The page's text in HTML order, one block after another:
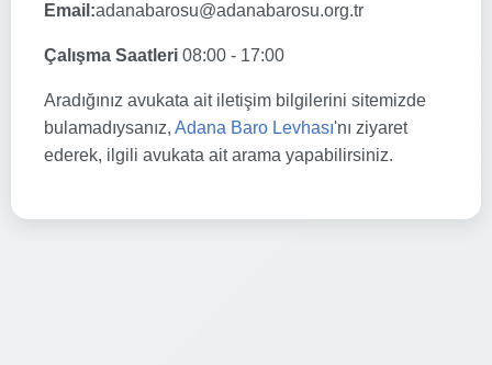
Email:adanabarosu@adanabarosu.org.tr
Çalışma Saatleri 08:00 - 17:00
Aradığınız avukata ait iletişim bilgilerini sitemizde
bulamadıysanız, Adana Baro Levhası'nı ziyaret
ederek, ilgili avukata ait arama yapabilirsiniz.